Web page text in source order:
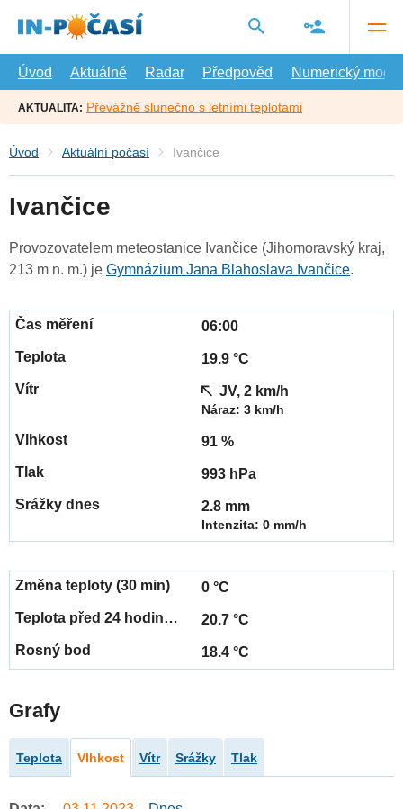
hlavní
Úvod
Aktuálně Radar Předpověď Numerický model
AKTUALITA: Převážně slunečno s letními teplotami
Úvod Aktuální počasí Ivančice
Ivančice
Provozovatelem meteostanice Ivančice (Jihomoravský kraj,
213 m n. m.) je Gymnázium Jana Blahoslava Ivančice.
06:00
19.9 °C
JV, 2 km/h
Náraz: 3 km/h
91 %
993 hPa
2.8 mm
Intenzita: 0 mm/h
0 °C
20.7 °C
18.4 °C
Grafy
Teplota Vlhkost Vítr Srážky Tlak